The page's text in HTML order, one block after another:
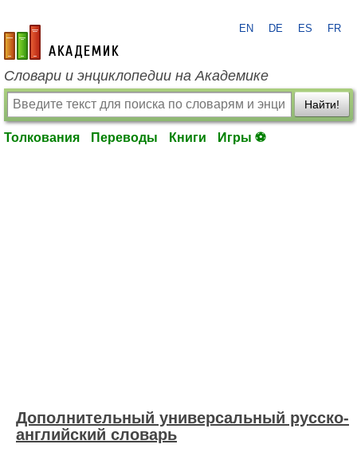
academic.ru
EN DE ES FR
Словари и энциклопедии на Академике
Найти!
Толкования Переводы Книги Игры ⚽
Дополнительный универсальный русско-
английский словарь